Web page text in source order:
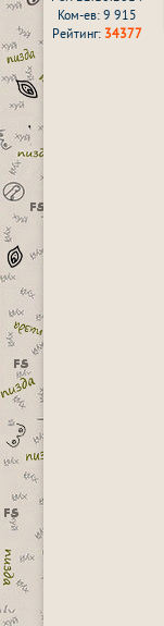
Ком-ев: 9 915
Рейтинг: 34377